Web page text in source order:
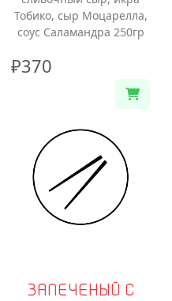
Тобико, сыр Моцарелла,
соус Саламандра 250гр
₽370
ЗАПЕЧЕНЫЙ С